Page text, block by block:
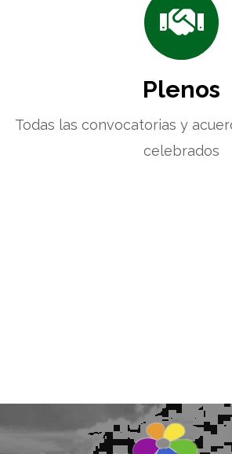
Plenos
Todas las convocatorias y
celebrados